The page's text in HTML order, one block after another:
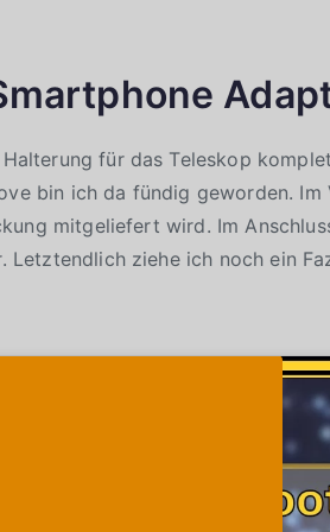
für das Teleskop
bin ich da fündig geworden. Im
mitgeliefert wird. Im
Letztendlich ziehe ich noch ein